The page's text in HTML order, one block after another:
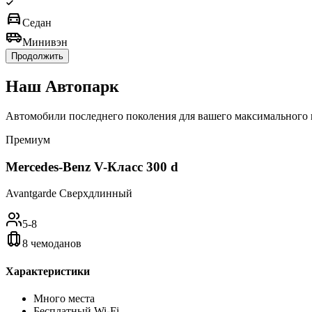
directions_carСедан
airport_shuttleМинивэн
Продолжить
Наш Автопарк
Автомобили последнего поколения для вашего максимального
Премиум
Mercedes-Benz V-Класс 300 d
Avantgarde Сверхдлинный
5-8
8 чемоданов
Характеристики
Много места